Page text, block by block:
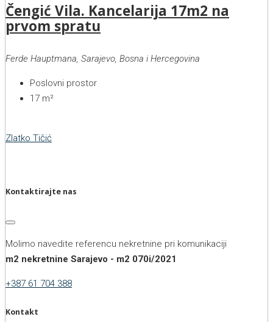
Čengić Vila. Kancelarija 17m2 na
prvom spratu
Ferde Hauptmana, Sarajevo, Bosna i Hercegovina
Poslovni prostor
17 m²
Zlatko Tičić
Kontaktirajte nas
Molimo navedite referencu nekretnine pri komunikaciji
m2 nekretnine Sarajevo - m2 070i/2021
+387 61 704 388
Kontakt